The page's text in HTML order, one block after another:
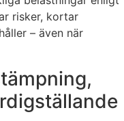
risker, kortar
– även när